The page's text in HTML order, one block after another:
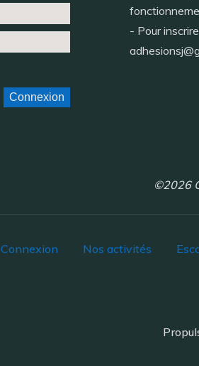
Connexion
- Pour
©2026
Connexion Nos activités